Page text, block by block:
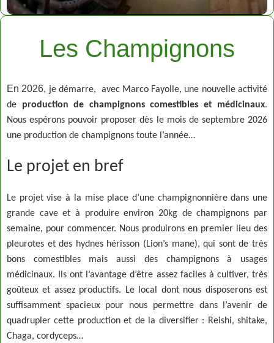
Les Champignons
En 2026, je démarre, avec Marco Fayolle, une nouvelle activité
de production de champignons comestibles et médicinaux.
Nous espérons pouvoir proposer dès le mois de septembre 2026
une production de champignons toute l’année…
Le projet en bref
Le projet vise à la mise place d’une champignonnière dans une
grande cave et à produire environ 20kg de champignons par
semaine, pour commencer. Nous produirons en premier lieu des
pleurotes et des hydnes hérisson (Lion’s mane), qui sont de très
bons comestibles mais aussi des champignons à usages
médicinaux. Ils ont l’avantage d’être assez faciles à cultiver, très
goûteux et assez productifs. Le local dont nous disposerons est
suffisamment spacieux pour nous permettre dans l’avenir de
quadrupler cette production et de la diversifier : Reishi, shitake,
Chaga, cordyceps…